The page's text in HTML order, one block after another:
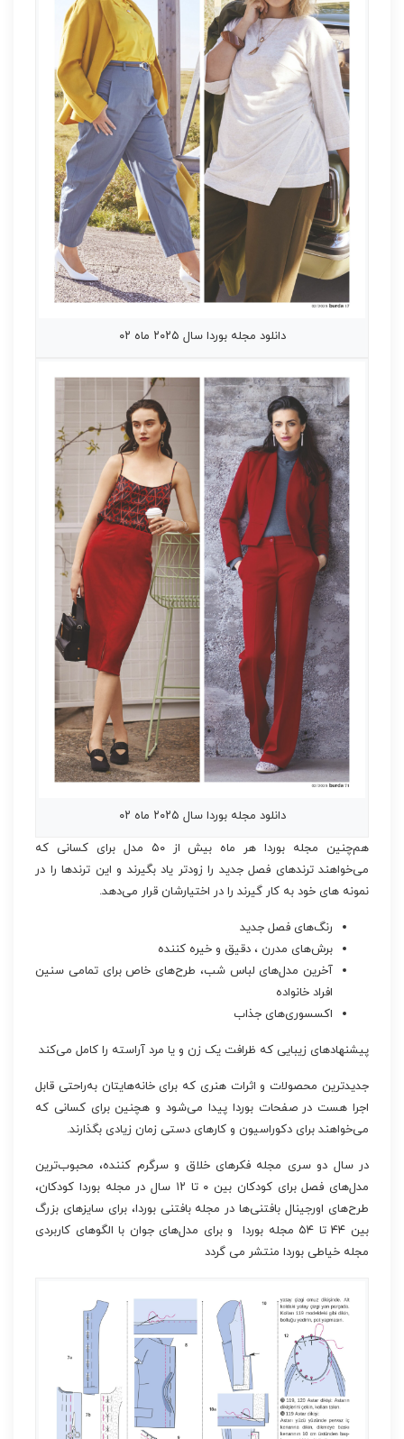
دانلود مجله بوردا سال ۲۰۲۵ ماه ۰۲
دانلود مجله بوردا سال ۲۰۲۵ ماه ۰۲
هم‌چنین مجله بوردا هر ماه بیش از ۵۰ مدل برای کسانی که
می‌خواهند ترندهای فصل جدید را زودتر یاد بگیرند و این ترندها را در
نمونه های خود به کار گیرند را در اختیارشان قرار می‌دهد.
رنگ‌های فصل جدید
برش‌های مدرن ، دقیق و خیره کننده
آخرین مدل‌های لباس شب، طرح‌های خاص برای تمامی سنین
افراد خانواده
اکسسوری‌های جذاب
پیشنهادهای زیبایی که ظرافت یک زن و یا مرد آراسته را کامل می‌کند
جدیدترین محصولات و اثرات هنری که برای خانه‌هایتان به‌راحتی قابل
اجرا هست در صفحات بوردا پیدا می‌شود و هچنین برای کسانی که
می‌خواهند برای دکوراسیون و کارهای دستی زمان زیادی بگذارند.
در سال دو سری مجله فکرهای خلاق و سرگرم کننده، محبوب‌ترین
مدل‌های فصل برای کودکان بین ۰ تا ۱۲ سال در مجله بوردا کودکان،
طرح‌های اورجینال بافتنی‌ها در مجله بافتنی بوردا، برای سایزهای بزرگ
بین ۴۴ تا ۵۴ مجله بوردا و برای مدل‌های جوان با الگوهای کاربردی
مجله خیاطی بوردا منتشر می گردد